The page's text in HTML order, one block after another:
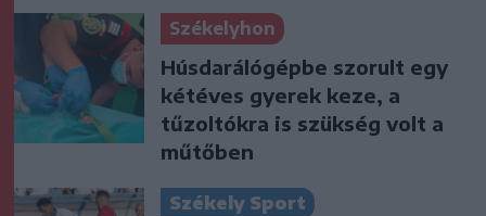
Székelyhon
Húsdarálógépbe szorult egy
kétéves gyerek keze, a
tűzoltókra is szükség volt a
műtőben
Székely Sport